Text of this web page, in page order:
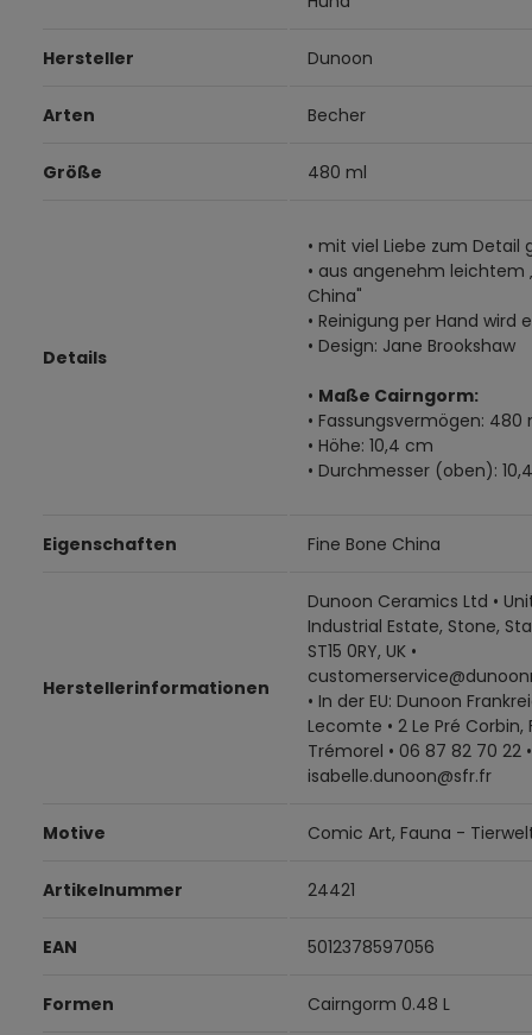
Hersteller Dunoon
Arten Becher
Größe 480 ml
Details
• mit viel Liebe zum Detail
• aus angenehm leichtem
China"
• Reinigung per Hand wird
• Design: Jane Brookshaw
• Maße Cairngorm:
• Fassungsvermögen: 480
• Höhe: 10,4 cm
• Durchmesser (oben):
Eigenschaften Fine Bone China
Herstellerinformationen
Dunoon Ceramics Ltd •
Industrial Estate, Stone,
ST15 0RY, UK •
• In der EU: Dunoon
Lecomte • 2 Le Pré Corbin,
Trémorel • 06 87 82 70 22 •
isabelle.dunoon@sfr.fr
Motive Comic Art, Fauna -
Artikelnummer 24421
EAN 5012378597056
Formen Cairngorm 0.48 L